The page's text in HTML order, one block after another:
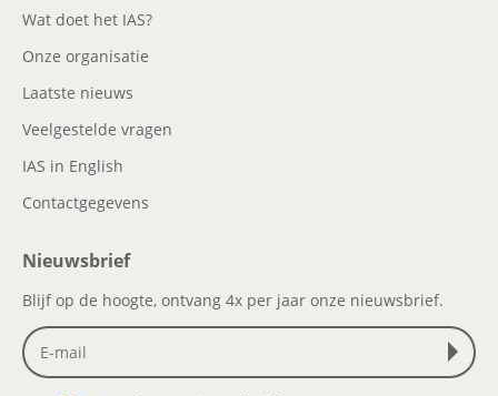
Wat doet het IAS?
Onze organisatie
Laatste nieuws
Veelgestelde vragen
IAS in English
Contactgegevens
Nieuwsbrief
Blijf op de hoogte, ontvang 4x per jaar onze nieuwsbrief.